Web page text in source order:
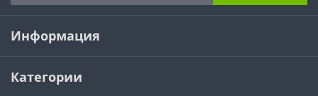
Информация
Категории